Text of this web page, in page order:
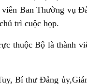
Ban Thường vụ
trì cuộc họp.
thuộc Bộ là thành
Bí thư Đảng